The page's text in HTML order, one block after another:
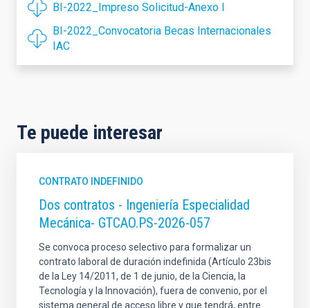
BI-2022_Impreso Solicitud-Anexo I
BI-2022_Convocatoria Becas Internacionales
IAC
Te puede interesar
CONTRATO INDEFINIDO
Dos contratos - Ingeniería Especialidad
Mecánica- GTCAO.PS-2026-057
Se convoca proceso selectivo para formalizar un
contrato laboral de duración indefinida (Artículo 23bis
de la Ley 14/2011, de 1 de junio, de la Ciencia, la
Tecnología y la Innovación), fuera de convenio, por el
sistema general de acceso libre y que tendrá, entre